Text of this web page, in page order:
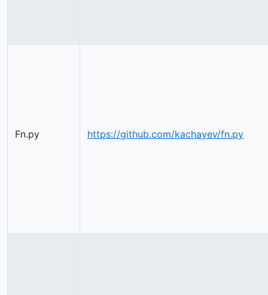
Fn.py https://github.com/kachayev/fn.py